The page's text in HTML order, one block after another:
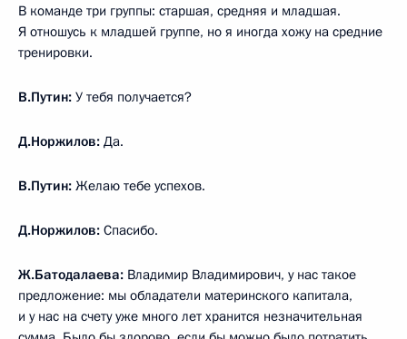
В команде три группы: старшая, средняя и младшая.
Я отношусь к младшей группе, но я иногда хожу на средние
тренировки.
В.Путин: У тебя получается?
Д.Норжилов: Да.
В.Путин: Желаю тебе успехов.
Д.Норжилов: Спасибо.
Ж.Батодалаева: Владимир Владимирович, у нас такое
предложение: мы обладатели материнского капитала,
и у нас на счету уже много лет хранится незначительная